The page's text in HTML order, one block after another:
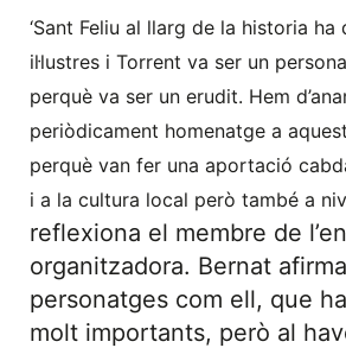
‘Sant Feliu al llarg de la historia
il·lustres i Torrent va ser un
perquè va ser un erudit. Hem
periòdicament homenatge a
perquè van fer una aportació
i a la cultura local però també a
reflexiona el membre de
organitzadora. Bernat
personatges com ell, que
molt importants, però al